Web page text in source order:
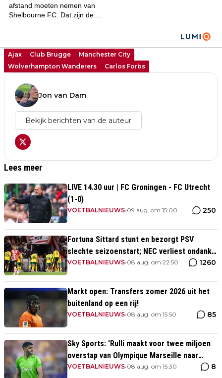
Ajax Club Brugge
Manchester City
Wolverhampton Wanderers
Carlos Forbs
Jon van Dam
Bekijk berichten van de auteur
Lees meer
LIVE 14.30 uur | FC Groningen - FC Utrecht
(1-0)
VOETBALNIEUWS•09 aug. om 15:00 250
Fortuna Sittard stunt en bezorgt PSV
slechte seizoenstart; NEC verliest ondanks
assist Tadic
VOETBALNIEUWS•08 aug. om 22:50 1260
Markt open: Transfers zomer 2026 uit het
buitenland op een rij!
VOETBALNIEUWS•08 aug. om 15:50 85
Sky Sports: 'Rulli maakt voor twee miljoen
overstap van Olympique Marseille naar
Manchester City'
VOETBALNIEUWS•08 aug. om 15:30 8